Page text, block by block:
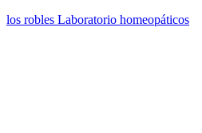
los robles Laboratorio homeopáticos